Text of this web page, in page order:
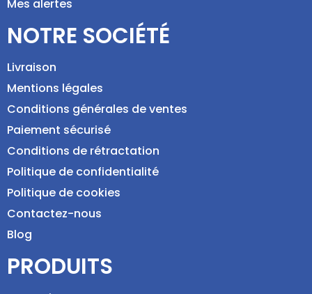
Mes alertes
NOTRE SOCIÉTÉ
Livraison
Mentions légales
Conditions générales de ventes
Paiement sécurisé
Conditions de rétractation
Politique de confidentialité
Politique de cookies
Contactez-nous
Blog
PRODUITS